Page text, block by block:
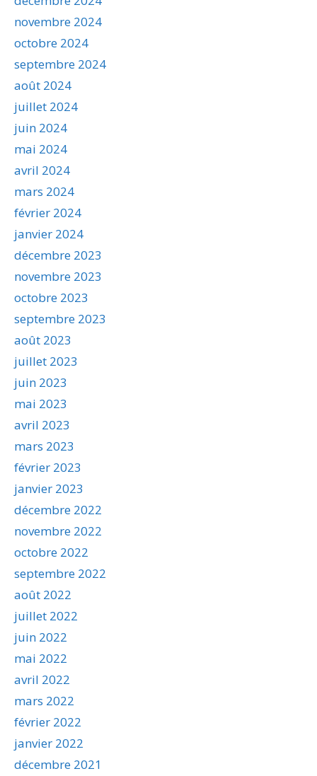
novembre 2024
octobre 2024
septembre 2024
août 2024
juillet 2024
juin 2024
mai 2024
avril 2024
mars 2024
février 2024
janvier 2024
décembre 2023
novembre 2023
octobre 2023
septembre 2023
août 2023
juillet 2023
juin 2023
mai 2023
avril 2023
mars 2023
février 2023
janvier 2023
décembre 2022
novembre 2022
octobre 2022
septembre 2022
août 2022
juillet 2022
juin 2022
mai 2022
avril 2022
mars 2022
février 2022
janvier 2022
décembre 2021